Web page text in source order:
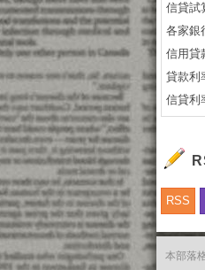
信貸試
各家銀
信用貸
貸款利
信貸利
RSS
本部落